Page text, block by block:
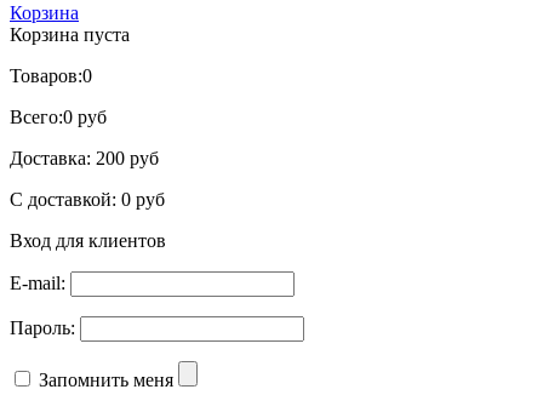
Корзина
Корзина пуста
Товаров:0
Всего:0 руб
Доставка: 200 руб
С доставкой: 0 руб
Вход для клиентов
E-mail:
Пароль:
Запомнить меня